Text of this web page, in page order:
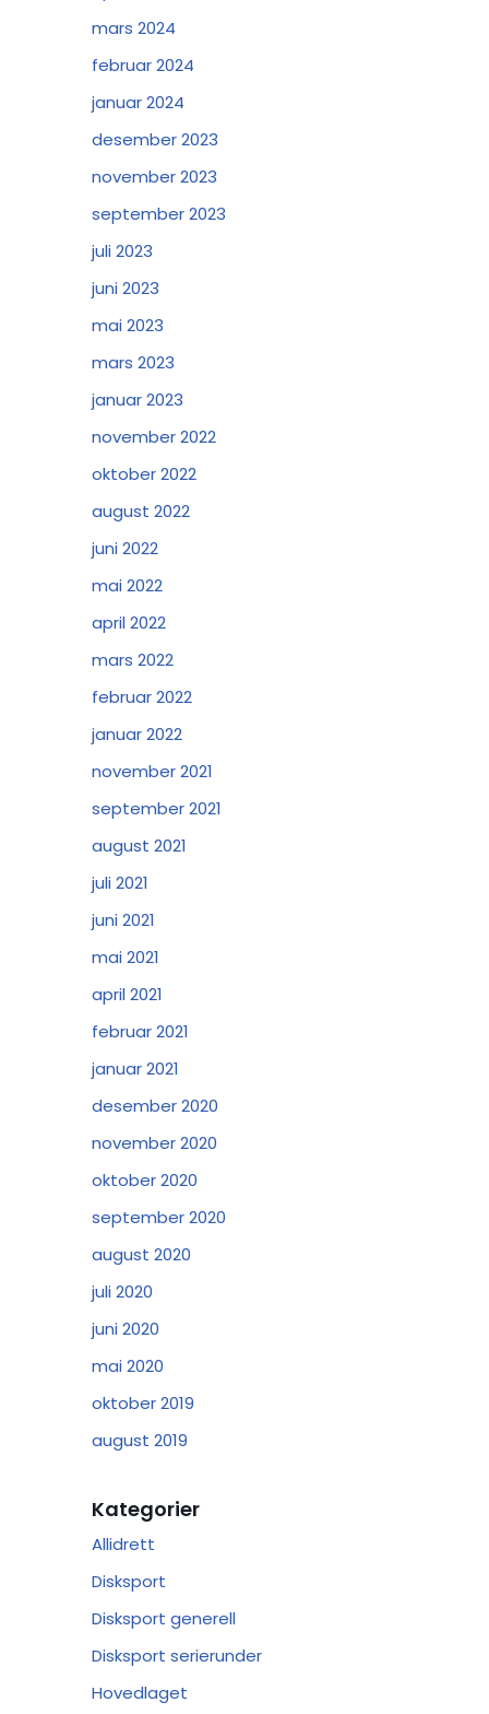
mars 2024
februar 2024
januar 2024
desember 2023
november 2023
september 2023
juli 2023
juni 2023
mai 2023
mars 2023
januar 2023
november 2022
oktober 2022
august 2022
juni 2022
mai 2022
april 2022
mars 2022
februar 2022
januar 2022
november 2021
september 2021
august 2021
juli 2021
juni 2021
mai 2021
april 2021
februar 2021
januar 2021
desember 2020
november 2020
oktober 2020
september 2020
august 2020
juli 2020
juni 2020
mai 2020
oktober 2019
august 2019
Kategorier
Allidrett
Disksport
Disksport generell
Disksport serierunder
Hovedlaget